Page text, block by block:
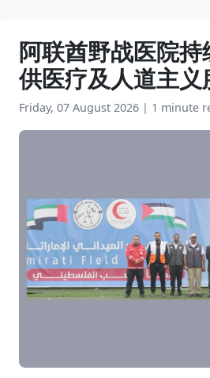
阿联酋野战医院
供医疗及人道主义
Friday, 07 August 2026 | 1 minute